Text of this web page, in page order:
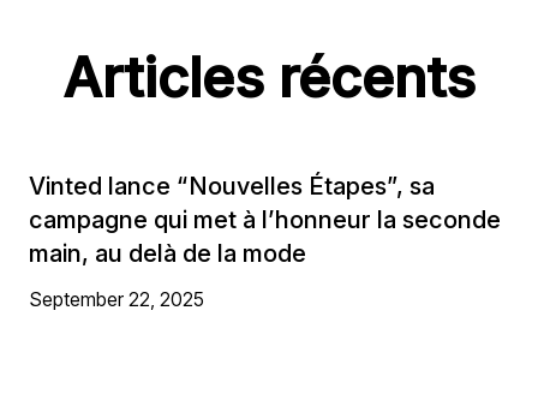
Articles récents
Vinted lance “Nouvelles Étapes”, sa
campagne qui met à l’honneur la seconde
main, au delà de la mode
September 22, 2025